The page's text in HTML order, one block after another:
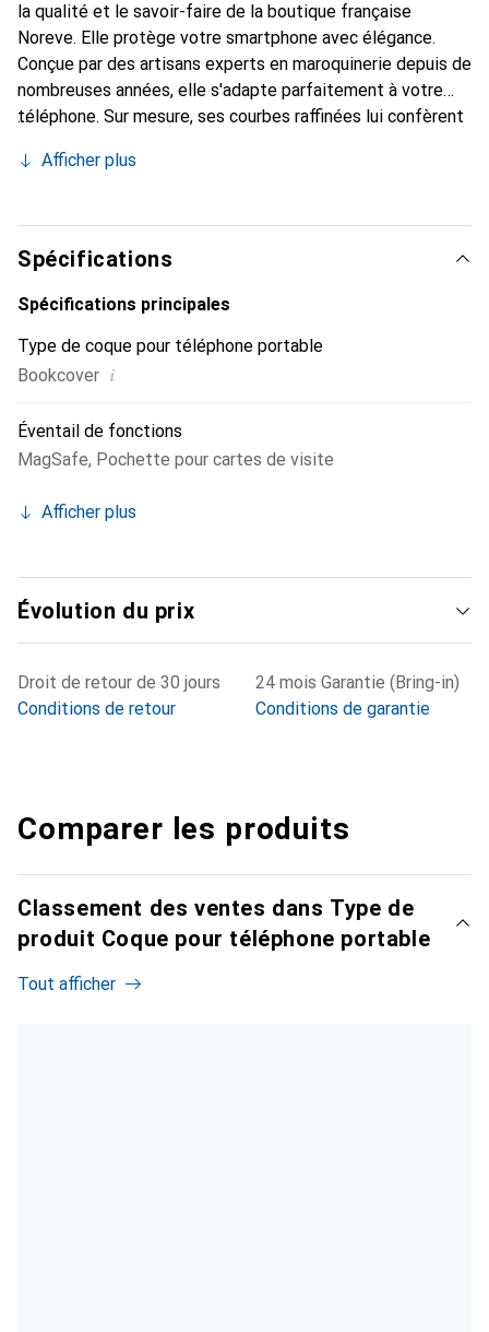
la qualité et le savoir-faire de la boutique française
Noreve. Elle protège votre smartphone avec élégance.
Conçue par des artisans experts en maroquinerie depuis de
nombreuses années, elle s'adapte parfaitement à votre
téléphone. Sur mesure, ses courbes raffinées lui confèrent
et indispensable pour votre smartphone. Reconnaît
marque Noreve est un choix fiable pour une clientèle
exigeante.
Afficher plus
Spécifications
Spécifications principales
Type de coque pour téléphone portable
Bookcover i
Éventail de fonctions
MagSafe, Pochette pour cartes de visite
Afficher plus
Évolution du prix
Droit de retour de 30 jours
Conditions de retour
24 mois Garantie (Bring-in)
Conditions de garantie
Comparer les produits
Classement des ventes dans Type de
produit Coque pour téléphone portable
Tout afficher